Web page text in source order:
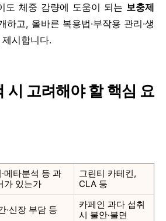
도 체중 감량에 도움이 되는 보충제
하고, 올바른 복용법·부작용 관리·생
시합니다.
시 고려해야 할 핵심 요
메타분석 등 과
가 있는가
그린티 카테킨,
CLA 등
·신장 부담 등
카페인 과다 섭취
시 불안·불면